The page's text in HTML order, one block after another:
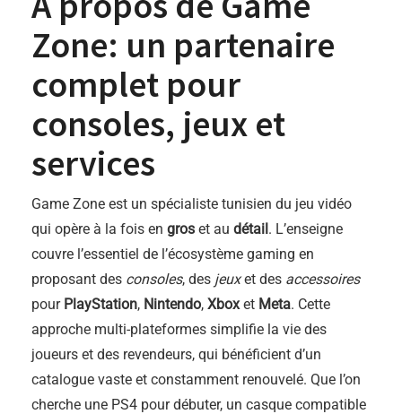
Zone: un partenaire
complet pour
consoles, jeux et
services
Game Zone est un spécialiste tunisien du jeu vidéo
qui opère à la fois en gros et au détail. L’enseigne
couvre l’essentiel de l’écosystème gaming en
proposant des consoles, des jeuxet des accessoires
pour PlayStation, Nintendo, Xboxet Meta. Cette
approche multi-plateformes simplifie la vie des
joueurs et des revendeurs, qui bénéficient d’un
catalogue vaste et constamment renouvelé. Que l’on
cherche une PS4 pour débuter, un casque compatible